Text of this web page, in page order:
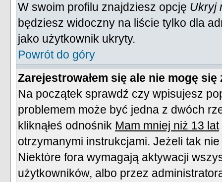
W swoim profilu znajdziesz opcję Ukryj
będziesz widoczny na liście tylko dla
jako użytkownik ukryty.
Powrót do góry
Zarejestrowałem się ale nie mogę
Na początek sprawdź czy wpisujesz
problemem może być jedna z dwóch
kliknąłeś odnośnik Mam mniej niż 13 lat
otrzymanymi instrukcjami. Jeżeli tak
Niektóre fora wymagają aktywacji
użytkowników, albo przez